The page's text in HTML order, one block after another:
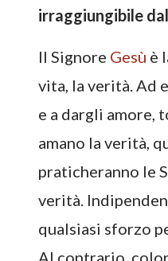
irraggiungibile
Il Signore Gesù è
vita, la verità. Ad
e a dargli amore,
amano la verità,
praticheranno le
verità.
qualsiasi sforzo
Al contrario,